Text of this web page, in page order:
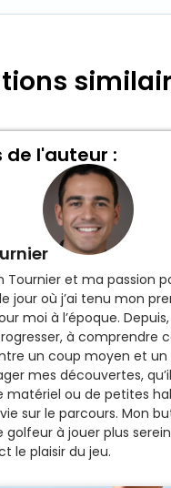
de l'auteur :
Tournier et ma passion
jour où j’ai tenu mon
moi à l’époque.
à comprendre
un coup moyen et un
mes découvertes, qu’il
matériel ou de petites
sur le parcours. Mon
golfeur à jouer plus
le plaisir du jeu.